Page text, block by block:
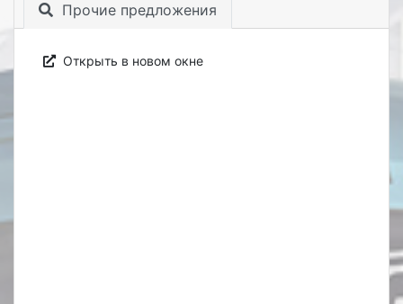
Прочие предложения
Открыть в новом окне